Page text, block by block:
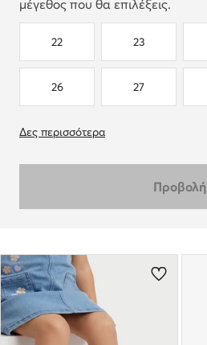
μέγεθος που θα επιλέξεις.
22 23
26 27
Δες περισσότερα
Προβολή